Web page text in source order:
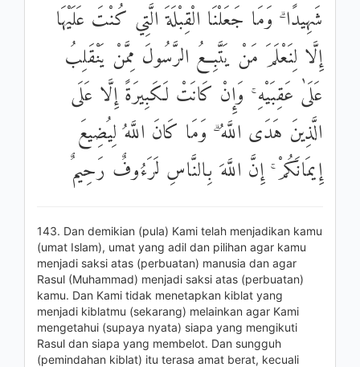
شَهِيدًا ۗ وَمَا جَعَلْنَا الْقِبْلَةَ الَّتِي كُنْتَ عَلَيْهَا
إِلَّا لِنَعْلَمَ مَنْ يَتَّبِعُ الرَّسُولَ مِمَّنْ يَنْقَلِبُ
عَلَىٰ عَقِبَيْهِ ۚ وَإِنْ كَانَتْ لَكَبِيرَةً إِلَّا عَلَى
الَّذِينَ هَدَى اللَّهُ ۗ وَمَا كَانَ اللَّهُ لِيُضِيعَ
إِيمَانَكُمْ ۚ إِنَّ اللَّهَ بِالنَّاسِ لَرَءُوفٌ رَحِيمٌ
143. Dan demikian (pula) Kami telah menjadikan kamu
(umat Islam), umat yang adil dan pilihan agar kamu
menjadi saksi atas (perbuatan) manusia dan agar
Rasul (Muhammad) menjadi saksi atas (perbuatan)
kamu. Dan Kami tidak menetapkan kiblat yang
menjadi kiblatmu (sekarang) melainkan agar Kami
mengetahui (supaya nyata) siapa yang mengikuti
Rasul dan siapa yang membelot. Dan sungguh
(pemindahan kiblat) itu terasa amat berat, kecuali